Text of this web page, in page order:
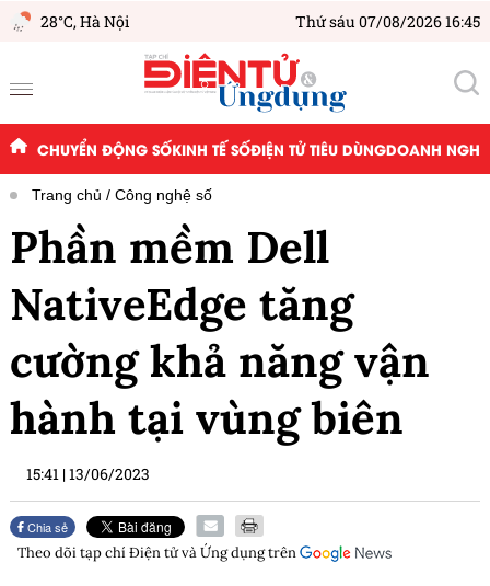
28°C,Hà Nội Thứ sáu 07/08/2026 16:45
CHUYỂN ĐỘNG SỐKINH TẾ SỐĐIỆN TỬ TIÊU DÙNGDOANH
Trang chủ Công nghệ số
Phần mềm Dell
NativeEdge tăng
cường khả năng vận
hành tại vùng biên
15:41 |13/06/2023
Chia sẻ
Theo dõi tạp chíĐiện tử và Ứng dụngtrên